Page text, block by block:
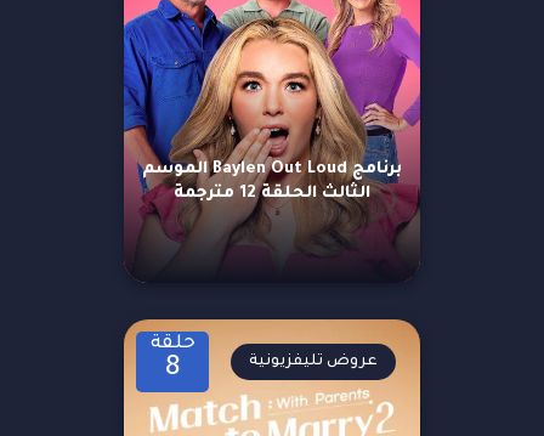
برنامج Baylen Out Loud الموسم
الثالث الحلقة 12 مترجمة
حلقة
8 عروض تليفزيونية